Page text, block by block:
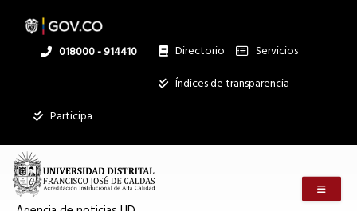
Inscríbase
ahora
en
el
contenido
Linea
018000 - 914410 Directorio
Institucional
Servicios
Índices de transparencia
Participa